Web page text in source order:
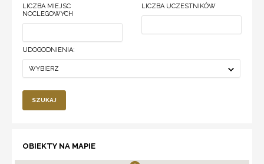
LICZBA MIEJSC
NOCLEGOWYCH
LICZBA UCZESTNIKÓW
UDOGODNIENIA:
WYBIERZ
SZUKAJ
OBIEKTY NA MAPIE